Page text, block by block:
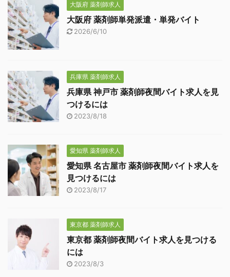
大阪府 薬剤師求人
大阪府 薬剤師単発派遣・単発バイト
2026/6/10
兵庫県 薬剤師求人
兵庫県 神戸市 薬剤師夜間バイト求人を見
つけるには
2023/8/18
愛知県 薬剤師求人
愛知県 名古屋市 薬剤師夜間バイト求人を
見つけるには
2023/8/17
東京都 薬剤師求人
東京都 薬剤師夜間バイト求人を見つける
には
2023/8/3